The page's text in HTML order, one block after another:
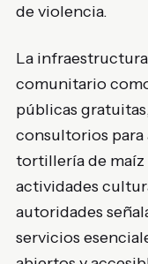
de violencia.
La
comunitario
públicas
consultorios
tortillería de maíz
actividades
autoridades
servicios